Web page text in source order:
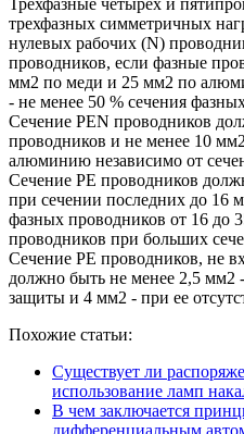
трехфазных симметричных
нулевых рабочих (N)
проводников, если фазные
мм2 по меди и 25 мм2 по
- не менее 50 % сечения
Сечение РЕN проводников
проводников и не менее 10
алюминию независимо от
Сечение РЕ проводников
при сечении последних до 16
фазных проводников от 16 до
проводников при больших
Сечение РЕ проводников, не
должно быть не менее 2,5 мм2
защиты и 4 мм2 - при ее
Похожие статьи:
Существует ли
использование ламп
В чем заключается
дифференциальным